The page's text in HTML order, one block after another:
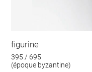
figurine
395 / 695
(époque byzantine)